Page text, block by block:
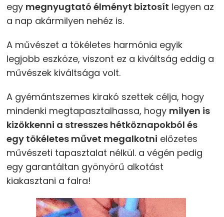
egy megnyugtató élményt biztosít legyen az
a nap akármilyen nehéz is.
A művészet a tökéletes harmónia egyik
legjobb eszköze, viszont ez a kiváltság eddig a
művészek kiváltsága volt.
A gyémántszemes kirakó szettek célja, hogy
mindenki megtapasztalhassa, hogy milyen is
kizökkenni a stresszes hétköznapokból és
egy tökéletes művet megalkotni előzetes
művészeti tapasztalat nélkül. a végén pedig
egy garantáltan gyönyörű alkotást
kiakasztani a falra!